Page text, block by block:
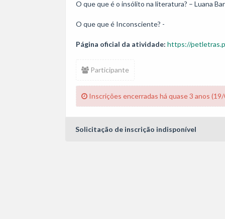
O que que é o insólito na literatura? – Luana
O que que é Inconsciente? -
Página oficial da atividade: https://
Participante
Inscrições encerradas há quase 3 anos
Solicitação de inscrição indisponível